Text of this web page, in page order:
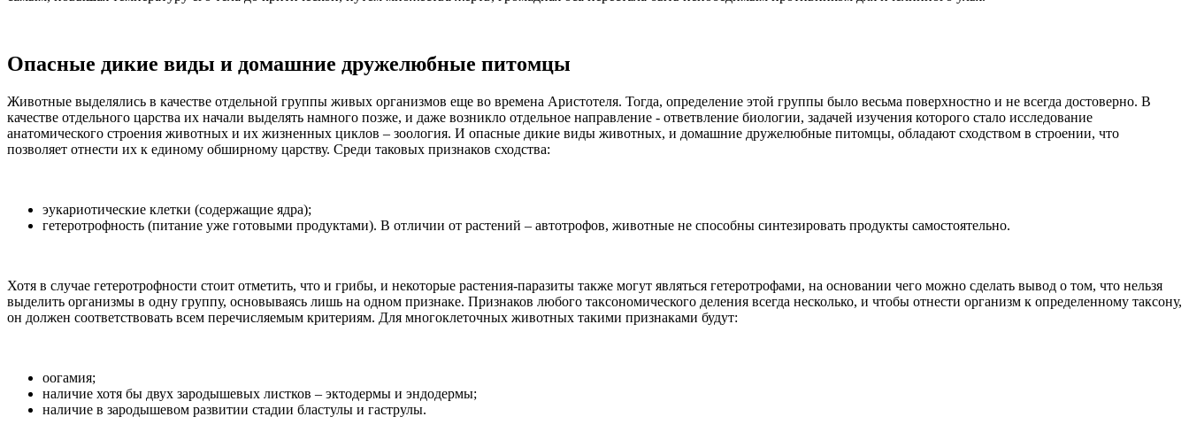
Опасные дикие виды и домашние дружелюбные питомцы
Животные выделялись в качестве отдельной группы живых организмов еще во времена Аристотеля. Тогда, определение этой группы было весьма поверхностно и не всегда достоверно. В
качестве отдельного царства их начали выделять намного позже, и даже возникло отдельное направление - ответвление биологии, задачей изучения которого стало исследование
анатомического строения животных и их жизненных циклов – зоология. И опасные дикие виды животных, и домашние дружелюбные питомцы, обладают сходством в строении, что
позволяет отнести их к единому обширному царству. Среди таковых признаков сходства:
эукариотические клетки (содержащие ядра);
гетеротрофность (питание уже готовыми продуктами). В отличии от растений – автотрофов, животные не способны синтезировать продукты самостоятельно.
Хотя в случае гетеротрофности стоит отметить, что и грибы, и некоторые растения-паразиты также могут являться гетеротрофами, на основании чего можно сделать вывод о том, что нельзя
выделить организмы в одну группу, основываясь лишь на одном признаке. Признаков любого таксономического деления всегда несколько, и чтобы отнести организм к определенному таксону,
он должен соответствовать всем перечисляемым критериям. Для многоклеточных животных такими признаками будут:
оогамия;
наличие хотя бы двух зародышевых листков – эктодермы и эндодермы;
наличие в зародышевом развитии стадии бластулы и гаструлы.